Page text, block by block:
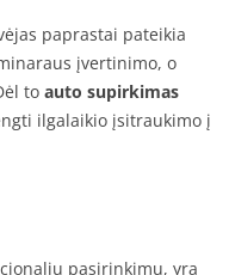
paprastai pateikia
įvertinimo, o
to auto supirkimas
ilgalaikio įsitraukimo į
pasirinkimu, yra